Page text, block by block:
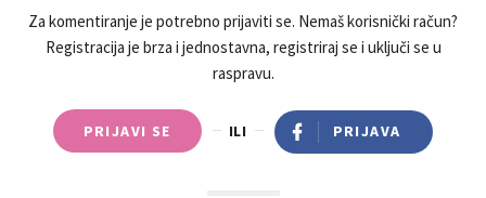
Za komentiranje je potrebno prijaviti se. Nemaš korisnički račun?
Registracija je brza i jednostavna, registriraj se i uključi se u
raspravu.
PRIJAVI SE ILI PRIJAVA